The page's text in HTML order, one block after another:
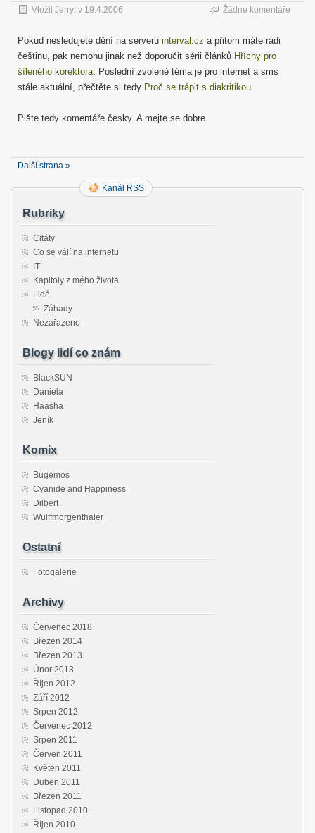
Vložil Jerry! v 19.4.2006 Žádné komentáře
Pokud nesledujete dění na serveru interval.cz a přitom máte rádi
češtinu, pak nemohu jinak než doporučit sérii článků Hříchy pro
šíleného korektora. Poslední zvolené téma je pro internet a sms
stále aktuální, přečtěte si tedy Proč se trápit s diakritikou.
Pište tedy komentáře česky. A mejte se dobre.
Další strana »
Kanál RSS
Rubriky
Citáty
Co se válí na internetu
IT
Kapitoly z mého života
Lidé
Záhady
Nezařazeno
Blogy lidí co znám
BlackSUN
Daniela
Haasha
Jeník
Komix
Bugemos
Cyanide and Happiness
Dilbert
Wulffmorgenthaler
Ostatní
Fotogalerie
Archivy
Červenec 2018
Březen 2014
Březen 2013
Únor 2013
Říjen 2012
Září 2012
Srpen 2012
Červenec 2012
Srpen 2011
Červen 2011
Květen 2011
Duben 2011
Březen 2011
Listopad 2010
Říjen 2010